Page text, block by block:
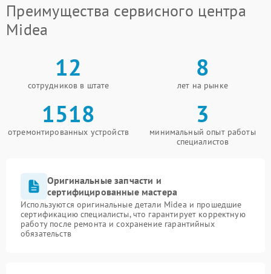
Преимущества сервисного центра
Midea
12
сотрудников в штате
8
лет на рынке
1518
отремонтированных устройств
3
минимальный опыт работы
специалистов
Оригинальные запчасти и
сертифицированные мастера
Используются оригинальные детали Midea и прошедшие
сертификацию специалисты, что гарантирует корректную
работу после ремонта и сохранение гарантийных
обязательств